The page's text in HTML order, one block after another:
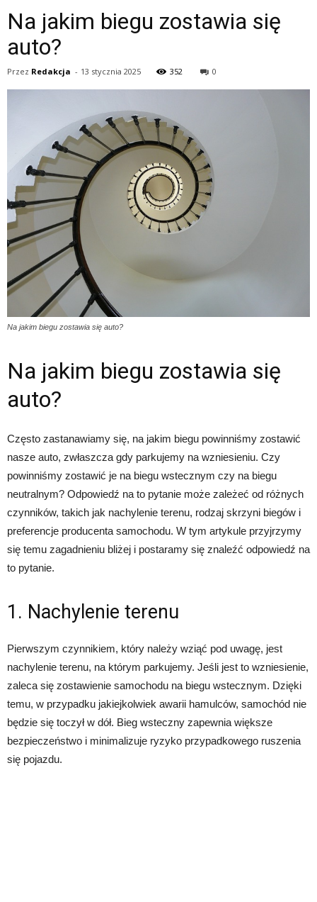
Na jakim biegu zostawia się
auto?
Przez Redakcja - 13 stycznia 2025 352 0
Na jakim biegu zostawia się auto?
Na jakim biegu zostawia się
auto?
Często zastanawiamy się, na jakim biegu powinniśmy zostawić
nasze auto, zwłaszcza gdy parkujemy na wzniesieniu. Czy
powinniśmy zostawić je na biegu wstecznym czy na biegu
neutralnym? Odpowiedź na to pytanie może zależeć od różnych
czynników, takich jak nachylenie terenu, rodzaj skrzyni biegów i
preferencje producenta samochodu. W tym artykule przyjrzymy
się temu zagadnieniu bliżej i postaramy się znaleźć odpowiedź na
to pytanie.
1. Nachylenie terenu
Pierwszym czynnikiem, który należy wziąć pod uwagę, jest
nachylenie terenu, na którym parkujemy. Jeśli jest to wzniesienie,
zaleca się zostawienie samochodu na biegu wstecznym. Dzięki
temu, w przypadku jakiejkolwiek awarii hamulców, samochód nie
będzie się toczył w dół. Bieg wsteczny zapewnia większe
bezpieczeństwo i minimalizuje ryzyko przypadkowego ruszenia
się pojazdu.